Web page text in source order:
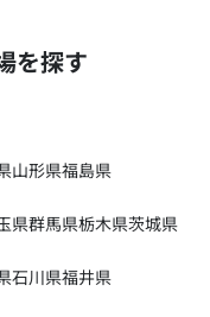
を探す
山形県福島県
県群馬県栃木県茨城県
石川県福井県